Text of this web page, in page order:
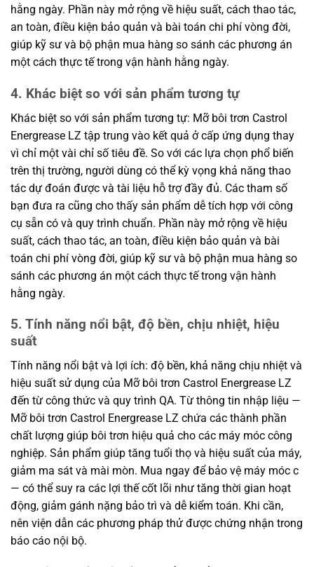
hằng ngày. Phần này mở rộng về hiệu suất, cách thao tác,
an toàn, điều kiện bảo quản và bài toán chi phí vòng đời,
giúp kỹ sư và bộ phận mua hàng so sánh các phương án
một cách thực tế trong vận hành hằng ngày.
4. Khác biệt so với sản phẩm tương tự
Khác biệt so với sản phẩm tương tự: Mỡ bôi trơn Castrol
Energrease LZ tập trung vào kết quả ở cấp ứng dụng thay
vì chỉ một vài chỉ số tiêu đề. So với các lựa chọn phổ biến
trên thị trường, người dùng có thể kỳ vọng khả năng thao
tác dự đoán được và tài liệu hỗ trợ đầy đủ. Các tham số
bạn đưa ra cũng cho thấy sản phẩm dễ tích hợp với công
cụ sẵn có và quy trình chuẩn. Phần này mở rộng về hiệu
suất, cách thao tác, an toàn, điều kiện bảo quản và bài
toán chi phí vòng đời, giúp kỹ sư và bộ phận mua hàng so
sánh các phương án một cách thực tế trong vận hành
hằng ngày.
5. Tính năng nổi bật, độ bền, chịu nhiệt, hiệu
suất
Tính năng nổi bật và lợi ích: độ bền, khả năng chịu nhiệt và
hiệu suất sử dụng của Mỡ bôi trơn Castrol Energrease LZ
đến từ công thức và quy trình QA. Từ thông tin nhập liệu —
Mỡ bôi trơn Castrol Energrease LZ chứa các thành phần
chất lượng giúp bôi trơn hiệu quả cho các máy móc công
nghiệp. Sản phẩm giúp tăng tuổi thọ và hiệu suất của máy,
giảm ma sát và mài mòn. Mua ngay để bảo vệ máy móc c
— có thể suy ra các lợi thế cốt lõi như tăng thời gian hoạt
động, giảm gánh nặng bảo trì và dễ kiểm toán. Khi cần,
nên viện dẫn các phương pháp thử được chứng nhận trong
báo cáo nội bộ.